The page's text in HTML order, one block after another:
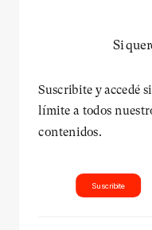
Si
Suscribite y accedé
límite a todos
contenidos.
Suscribite